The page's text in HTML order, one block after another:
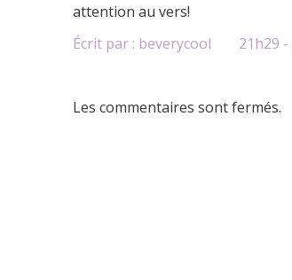
attention au vers!
Écrit par : beverycool 21h29 -
Les commentaires sont fermés.